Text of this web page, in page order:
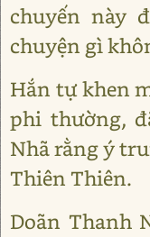
chuyến này
chuyện gì
Hắn tự khen
phi thường,
Nhã rằng ý
Thiên Thiên.
Doãn Thanh